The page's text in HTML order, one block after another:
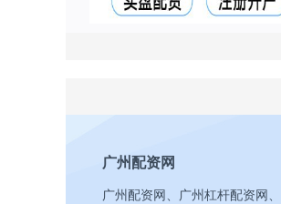
广州配资网
广州配资网、广州杠杆配资网